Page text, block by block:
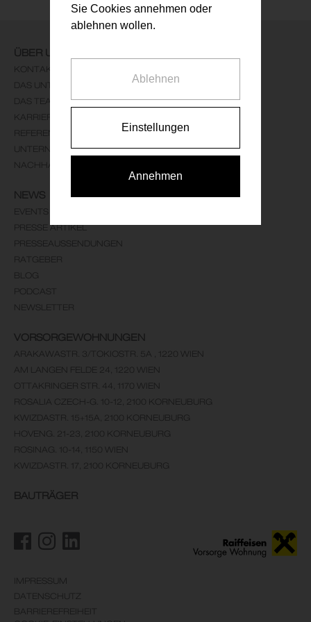
ÜBER UNS
KONTAKT
DAS UNTERNEHMEN
DAS TEAM
KARRIERE
REFERENZEN
UNTERNEHMENSLEITBILD
NACHHALTIGKEIT
NEWS
EVENTS
PRESSE ARTIKEL
PRESSEAUSSENDUNGEN
RATGEBER
BLOG
PODCAST
NEWSLETTER
VORSORGEWOHNUNGEN
ARAKAWASTR. 3/TOKIOSTR. 5A , 1220 WIEN
AM LANGEN FELDE 24, 1220 WIEN
OTTAKRINGER STR. 44, 1170 WIEN
ROSALIA CZECH-G. 10-12, 2100 KORNEUBURG
KWIZDASTR. 15+15A, 2100 KORNEUBURG
HOVENG. 21-23, 2100 KORNEUBURG
ROSINAG. 10-14, 1150 WIEN
KWIZDASTR. 17, 2100 KORNEUBURG
BAUTRÄGER
IMPRESSUM
DATENSCHUTZ
BARRIEREFREIHEIT
Sie Cookies annehmen oder
ablehnen wollen.
Ablehnen
Einstellungen
Annehmen